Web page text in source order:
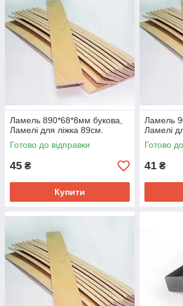
Ламель 890*68*8мм букова,
Ламелі для ліжка 89см.
Готово до відправки
45 ₴
Купити
Ламель
Ламелі
Готово
41 ₴